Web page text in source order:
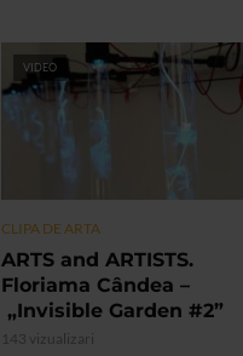
VIDEO
CLIPA DE ARTA
ARTS and ARTISTS.
Floriama Cândea –
„Invisible Garden #2”
143 vizualizari